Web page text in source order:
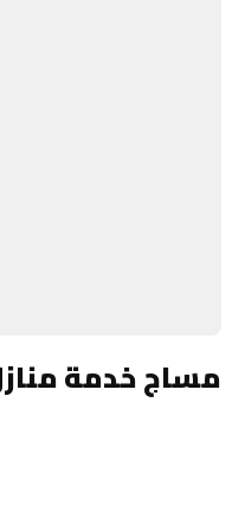
مساج خدمة منازل ٢٤ ساعة الكويت